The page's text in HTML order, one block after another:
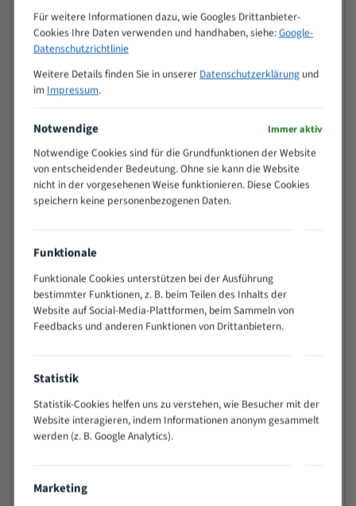
Zoll (ZpZ))
>
25
10/14
15 - 40
8/12
25 - 50
50 - 120
80 - 180
3/4
130 -
350
2/3
150 -
600
> 500
0,75/1,25
Vorteile:
Vielseitiges Bandsägeblatt für verschiedenste
Widerstandsfähig gegen Zahnbruch auch bei
schwierigen Werkstücken (Materialmischung,
wechselnde Verbindungslängen)
Sehr geringe Vibration
Technische Beschreibung:
Für weitere Informationen dazu, wie Googles Drittanbieter-
Cookies Ihre Daten verwenden und handhaben, siehe:Google-
Datenschutzrichtlinie
Weitere Details finden Sie in unserer Datenschutzerklärungund
im Impressum.
Notwendige Immer aktiv
Notwendige Cookies sind für die Grundfunktionen der Website
von entscheidender Bedeutung. Ohne sie kann die Website
nicht in der vorgesehenen Weise funktionieren. Diese Cookies
speichern keine personenbezogenen Daten.
Funktionale
Funktionale Cookies unterstützen bei der Ausführung
bestimmter Funktionen, z. B. beim Teilen des Inhalts der
Website auf Social-Media-Plattformen, beim Sammeln von
Feedbacks und anderen Funktionen von Drittanbietern.
Statistik
Statistik-Cookies helfen uns zu verstehen, wie Besucher mit der
Website interagieren, indem Informationen anonym gesammelt
werden (z. B. Google Analytics).
Marketing